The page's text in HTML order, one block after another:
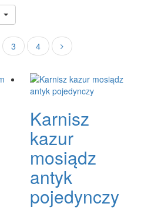
3 4
Karnisz
kazur
mosiądz
antyk
pojedynczy